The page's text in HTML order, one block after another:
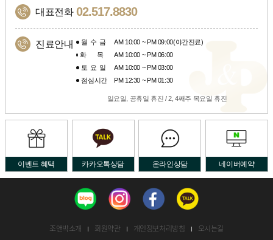
대표전화 02.517.8830
진료안내 월수금
AM 10:00 ~ PM 09:00(야간진료)
화목 AM 10:00 ~ PM 06:00
토요일
AM 10:00 ~ PM 03:00
점심시간
PM 12:30 ~ PM 01:30
일요일, 공휴일 휴진 / 2, 4째주 목요일 휴진
이벤트 혜택 카카오톡상담 온라인상담 네이버예약
조앤박소개 회원약관 개인정보처리방침 오시는길